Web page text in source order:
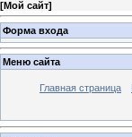
[Мой сайт]
Форма входа
Меню сайта
Главная страница